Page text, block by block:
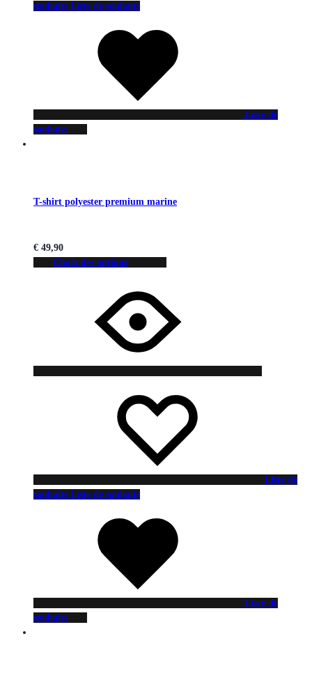
souhaits Liste de souhaits
Liste de
souhaits
T-shirt polyester premium marine
€ 49,90
Choix des options
Liste de
souhaits Liste de souhaits
Liste de
souhaits